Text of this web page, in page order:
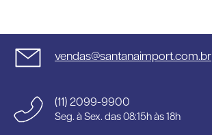
vendas@santanaimport.com.br
(11) 2099-9900
Seg. à Sex. das 08:15h às 18h